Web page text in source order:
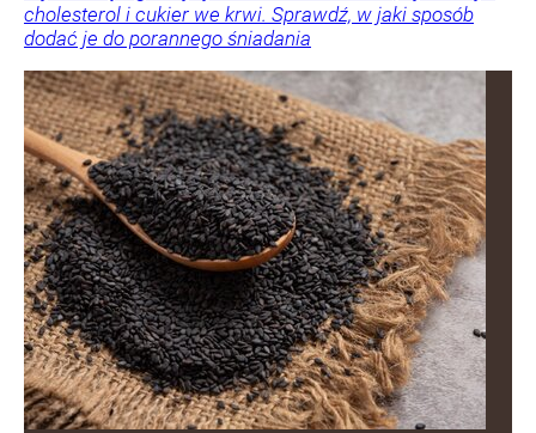
cholesterol i cukier we krwi. Sprawdź, w jaki sposób
dodać je do porannego śniadania